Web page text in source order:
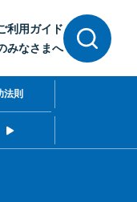
利用ガイド
みなさまへ
法則